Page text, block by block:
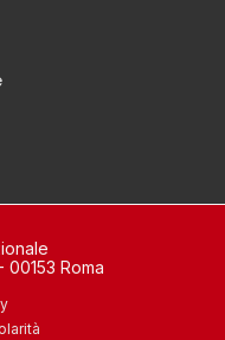
Roma